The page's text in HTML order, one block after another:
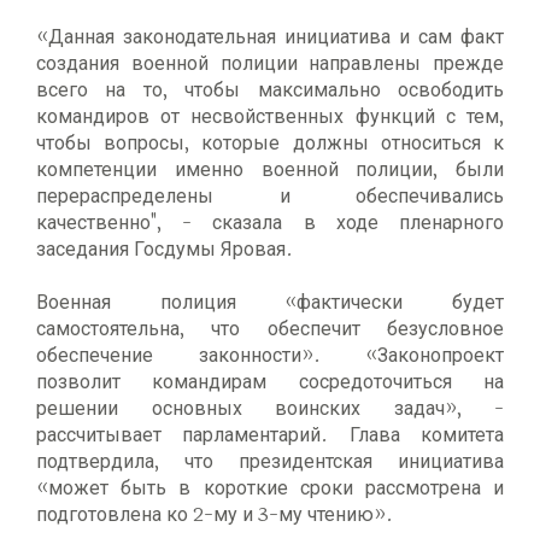
«Данная законодательная инициатива и сам факт
создания военной полиции направлены прежде
всего на то, чтобы максимально освободить
командиров от несвойственных функций с тем,
чтобы вопросы, которые должны относиться к
компетенции именно военной полиции, были
перераспределены и обеспечивались
качественно", - сказала в ходе пленарного
заседания Госдумы Яровая.
Военная полиция «фактически будет
самостоятельна, что обеспечит безусловное
обеспечение законности». «Законопроект
позволит командирам сосредоточиться на
решении основных воинских задач», -
рассчитывает парламентарий. Глава комитета
подтвердила, что президентская инициатива
«может быть в короткие сроки рассмотрена и
подготовлена ко 2-му и 3-му чтению».